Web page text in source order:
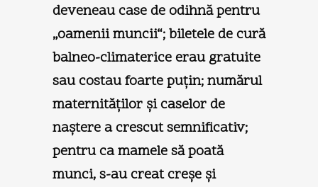
deveneau case de odihnă pentru
„oamenii muncii“; biletele de cură
balneo-climaterice erau gratuite
sau costau foarte puţin; numărul
maternităţilor şi caselor de
naştere a crescut semnificativ;
pentru ca mamele să poată
munci, s-au creat creşe şi